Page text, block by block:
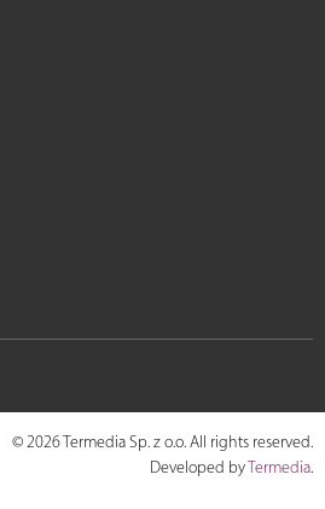
© 2026 Termedia Sp. z o.o. All rights reserved.
Developed byTermedia.